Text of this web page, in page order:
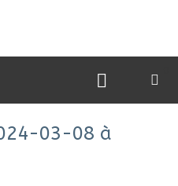
03-08 à